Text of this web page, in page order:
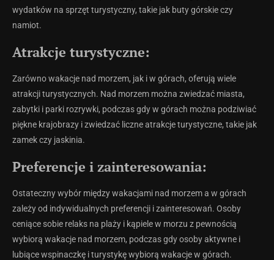
wydatków na sprzęt turystyczny, takie jak buty górskie czy
namiot.
Atrakcje turystyczne:
Zarówno wakacje nad morzem, jak i w górach, oferują wiele
atrakcji turystycznych. Nad morzem można zwiedzać miasta,
zabytki i parki rozrywki, podczas gdy w górach można podziwiać
piękne krajobrazy i zwiedzać liczne atrakcje turystyczne, takie jak
zamek czy jaskinia.
Preferencje i zainteresowania:
Ostateczny wybór między wakacjami nad morzem a w górach
zależy od indywidualnych preferencji i zainteresowań. Osoby
ceniące sobie relaks na plaży i kąpiele w morzu z pewnością
wybiorą wakacje nad morzem, podczas gdy osoby aktywne i
lubiące wspinaczkę i turystykę wybiorą wakacje w górach.